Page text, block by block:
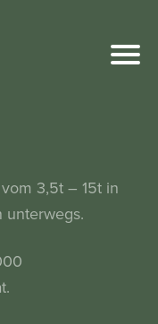
3,5t – 15t in
unterwegs.